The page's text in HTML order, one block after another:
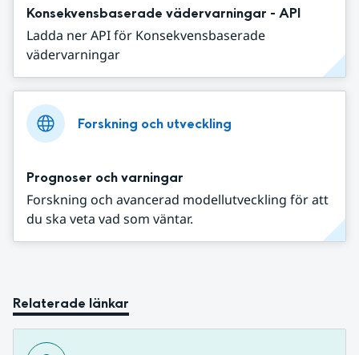
Konsekvensbaserade vädervarningar - API
Ladda ner API för Konsekvensbaserade
vädervarningar
Forskning och utveckling
Prognoser och varningar
Forskning och avancerad modellutveckling för att
du ska veta vad som väntar.
Relaterade länkar